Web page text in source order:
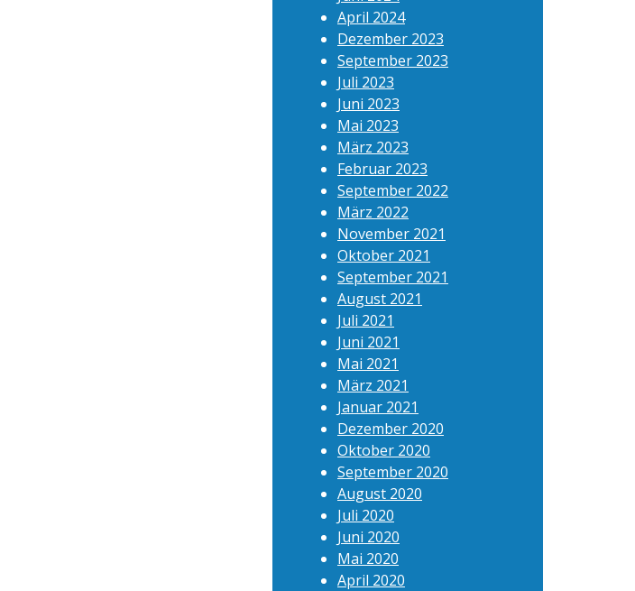
April 2024
Dezember 2023
September 2023
Juli 2023
Juni 2023
Mai 2023
März 2023
Februar 2023
September 2022
März 2022
November 2021
Oktober 2021
September 2021
August 2021
Juli 2021
Juni 2021
Mai 2021
März 2021
Januar 2021
Dezember 2020
Oktober 2020
September 2020
August 2020
Juli 2020
Juni 2020
Mai 2020
April 2020